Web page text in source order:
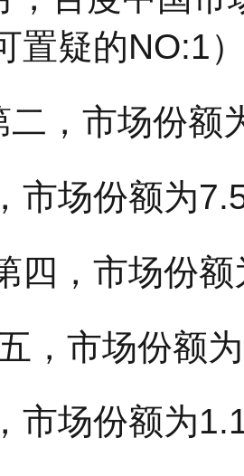
置疑的NO:1
二，市场份额
市场份额为
四，市场份
，市场份额
市场份额为